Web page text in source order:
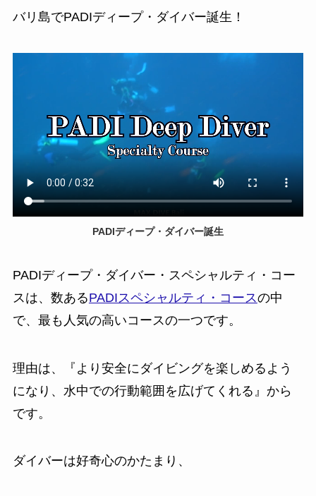
バリ島でPADIディープ・ダイバー誕生！
PADIディープ・ダイバー誕生
PADIディープ・ダイバー・スペシャルティ・コー
スは、数あるPADIスペシャルティ・コースの中
で、最も人気の高いコースの一つです。
理由は、『より安全にダイビングを楽しめるよう
になり、水中での行動範囲を広げてくれる』から
です。
ダイバーは好奇心のかたまり、